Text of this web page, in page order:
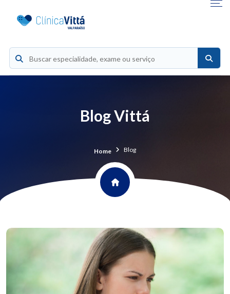
Blog Vittá
Home Blog